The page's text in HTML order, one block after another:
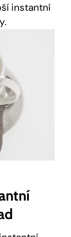
instantní